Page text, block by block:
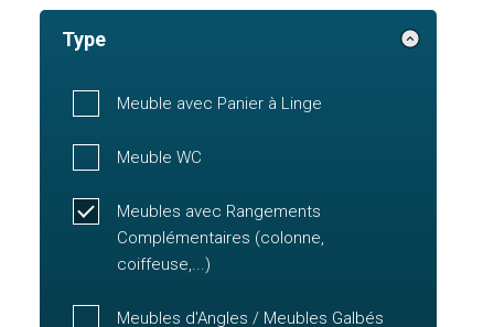
Type
Meuble avec Panier à Linge
Meuble WC
Meubles avec Rangements
Complémentaires (colonne,
coiffeuse,...)
Meubles d'Angles / Meubles Galbés